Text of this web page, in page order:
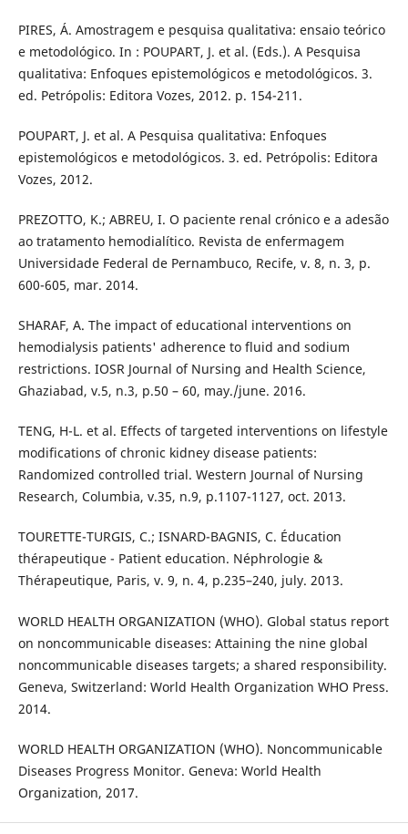
PIRES, Á. Amostragem e pesquisa qualitativa: ensaio teórico
e metodológico. In : POUPART, J. et al. (Eds.). A Pesquisa
qualitativa: Enfoques epistemológicos e metodológicos. 3.
ed. Petrópolis: Editora Vozes, 2012. p. 154-211.
POUPART, J. et al. A Pesquisa qualitativa: Enfoques
epistemológicos e metodológicos. 3. ed. Petrópolis: Editora
Vozes, 2012.
PREZOTTO, K.; ABREU, I. O paciente renal crónico e a adesão
ao tratamento hemodialítico. Revista de enfermagem
Universidade Federal de Pernambuco, Recife, v. 8, n. 3, p.
600-605, mar. 2014.
SHARAF, A. The impact of educational interventions on
hemodialysis patients' adherence to fluid and sodium
restrictions. IOSR Journal of Nursing and Health Science,
Ghaziabad, v.5, n.3, p.50 – 60, may./june. 2016.
TENG, H-L. et al. Effects of targeted interventions on lifestyle
modifications of chronic kidney disease patients:
Randomized controlled trial. Western Journal of Nursing
Research, Columbia, v.35, n.9, p.1107-1127, oct. 2013.
TOURETTE-TURGIS, C.; ISNARD-BAGNIS, C. Éducation
thérapeutique - Patient education. Néphrologie &
Thérapeutique, Paris, v. 9, n. 4, p.235–240, july. 2013.
WORLD HEALTH ORGANIZATION (WHO). Global status report
on noncommunicable diseases: Attaining the nine global
noncommunicable diseases targets; a shared responsibility.
Geneva, Switzerland: World Health Organization WHO Press.
2014.
WORLD HEALTH ORGANIZATION (WHO). Noncommunicable
Diseases Progress Monitor. Geneva: World Health
Organization, 2017.